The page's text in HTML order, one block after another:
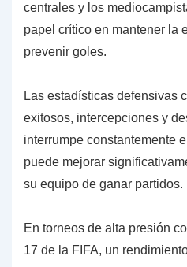
centrales y los
papel crítico en mantener la
prevenir goles.
Las estadísticas defensivas
exitosos, intercepciones y
interrumpe constantemente
puede mejorar
su equipo de ganar partidos.
En torneos de alta presión
17 de la FIFA, un